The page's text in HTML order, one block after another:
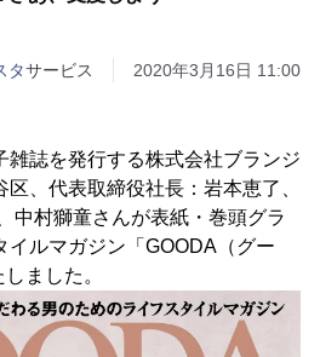
タサービス 2020年3月16日 11:00
雑誌を発行する株式会社ブランジ
、代表取締役社長：岩本恵了、
中村獅童さんが表紙・巻頭グラ
イルマガジン「GOODA（グー
ました。